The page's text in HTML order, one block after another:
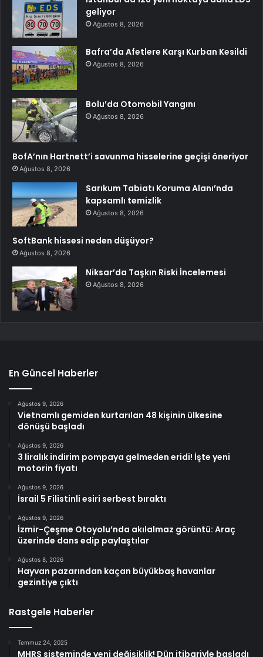
geliyor
Ağustos 8, 2026
Bafra’da Afetlere Karşı Kurban Kesildi
Ağustos 8, 2026
Bolu’da Otomobil Yangını
Ağustos 8, 2026
BofA’nın Hartnett’i savunma hisselerine geçişi öneriyor
Ağustos 8, 2026
Sarıkum Tabiatı Koruma Alanı’nda
kapsamlı temizlik
Ağustos 8, 2026
SoftBank hissesi neden düşüyor?
Ağustos 8, 2026
Niksar’da Taşkın Riski İncelemesi
Ağustos 8, 2026
En Güncel Haberler
Ağustos 9, 2026
Vietnamlı gemiden kurtarılan 48 kişinin ülkesine
dönüşü başladı
Ağustos 9, 2026
3 liralık indirim pompaya gelmeden eridi! İşte yeni
motorin fiyatı
Ağustos 9, 2026
İsrail 5 Filistinli esiri serbest bıraktı
Ağustos 9, 2026
İzmir-Çeşme Otoyolu’nda akılalmaz görüntü: Araç
üzerinde dans edip paylaştılar
Ağustos 8, 2026
Hayvan pazarından kaçan büyükbaş havanlar
gezintiye çıktı
Rastgele Haberler
Temmuz 24, 2025
MHRS sisteminde yeni değişiklik! Dün itibariyle başladı